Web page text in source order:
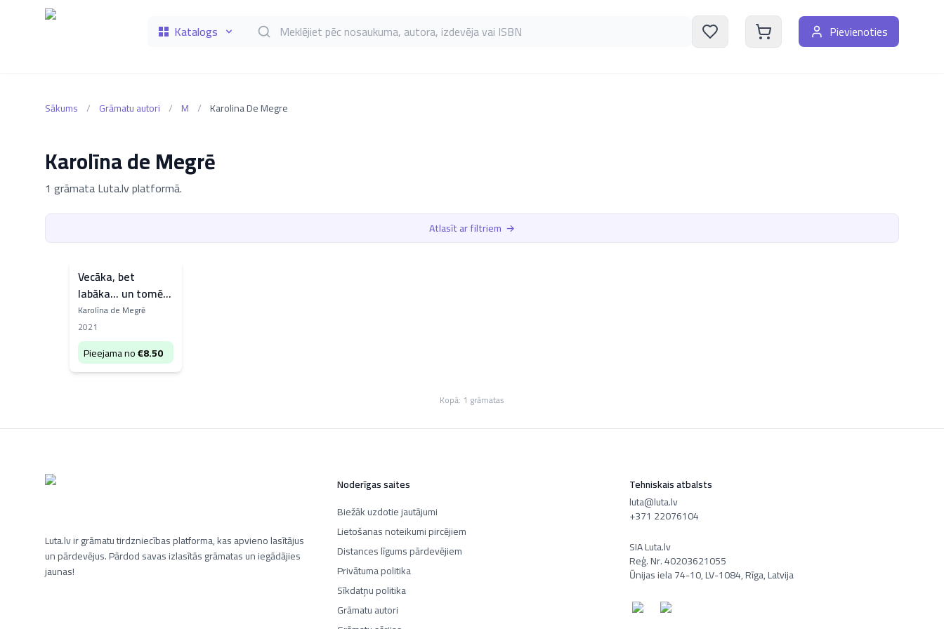
Katalogs Meklēt grāmatas pēc nosaukuma, autora, izdevēja vai ISBN Pievienoties
Sākums / Grāmatu autori / M / Karolina De Megre
Karolīna de Megrē
1 grāmata Luta.lv platformā.
Atlasīt ar filtriem →
Vecāka, bet
labāka... un tomēr
vecāka
Karolīna de Megrē
2021
Pieejama no€8.50
Kopā: 1 grāmatas
Luta.lv ir grāmatu tirdzniecības platforma, kas apvieno lasītājus
un pārdevējus. Pārdod savas izlasītās grāmatas un iegādājies
jaunas!
Noderīgas saites
Biežāk uzdotie jautājumi
Lietošanas noteikumi pircējiem
Distances līgums pārdevējiem
Privātuma politika
Sīkdatņu politika
Grāmatu autori
Tehniskais atbalsts
luta@luta.lv
+371 22076104
SIA Luta.lv
Reģ. Nr. 40203621055
Ūnijas iela 74-10, LV-1084, Rīga, Latvija